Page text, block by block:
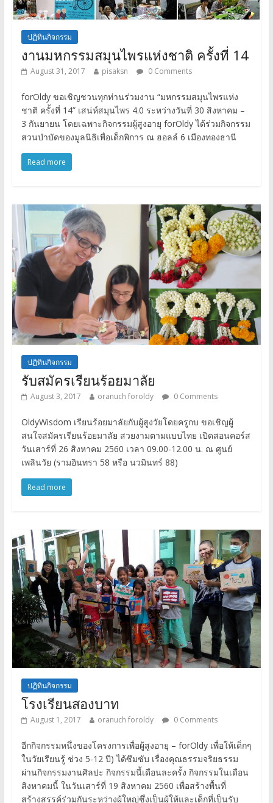
ปฏิทินกิจกรรม
งานมหกรรมสมุนไพรแห่งชาติ ครั้งที่ 14
August 31, 2017 pisaksn 0 Comments
forOldy ขอเชิญชวนทุกท่านร่วมงาน “มหกรรมสมุนไพรแห่ง
ชาติ ครั้งที่ 14” เสน่ห์สมุนไพร 4.0 ระหว่างวันที่ 30 สิงหาคม –
3 กันยายน โดยเฉพาะกิจกรรมผู้สูงอายุ forOldy ได้ร่วมกิจกรรม
สวนบำบัดของมูลนิธิเพื่อเด็กพิการ ณ ฮอลล์ 6 เมืองทองธานี
Read more
ปฏิทินกิจกรรม
รับสมัครเรียนร้อยมาลัย
August 3, 2017 oranuch foroldy 0 Comments
OldyWisdom เรียนร้อยมาลัยกับผู้สูงวัยโดยครูกบ ขอเชิญผู้
สนใจสมัครเรียนร้อยมาลัย สวยงามตามแบบไทย เปิดสอนคอร์ส
วันเสาร์ที่ 26 สิงหาคม 2560 เวลา 09.00-12.00 น. ณ ศูนย์
เพลินวัย (รามอินทรา 58 หรือ นวมินทร์ 88)
Read more
ปฏิทินกิจกรรม
โรงเรียนสองบาท
August 1, 2017 oranuch foroldy 0 Comments
อีกกิจกรรมหนึ่งของโครงการเพื่อผู้สูงอายุ – forOldy เพื่อให้เด็กๆ
ในวัยเรียนรู้ ช่วง 5-12 ปี) ได้ซึมซับ เรื่องคุณธรรมจริยธรรม
ผ่านกิจกรรมงานศิลปะ กิจกรรมนี้เดือนละครั้ง กิจกรรมในเดือน
สิงหาคมนี้ ในวันเสาร์ที่ 19 สิงหาคม 2560 เพื่อสร้างพื้นที่
สร้างสรรค์ร่วมกันระหว่างผู้ใหญ่ซึ่งเป็นผู้ให้และเด็กที่เป็นรับ